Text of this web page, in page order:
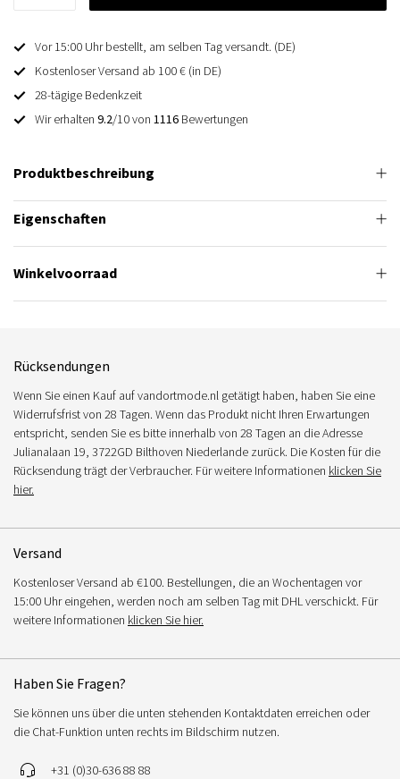
Vor 15:00 Uhr bestellt, am selben Tag versandt. (DE)
Kostenloser Versand ab 100 € (in DE)
28-tägige Bedenkzeit
Wir erhalten 9.2/10 von 1116 Bewertungen
Produktbeschreibung
Eigenschaften
Winkelvoorraad
Rücksendungen
Wenn Sie einen Kauf auf vandortmode.nl getätigt haben, haben Sie eine
Widerrufsfrist von 28 Tagen. Wenn das Produkt nicht Ihren Erwartungen
entspricht, senden Sie es bitte innerhalb von 28 Tagen an die Adresse
Julianalaan 19, 3722GD Bilthoven Niederlande zurück. Die Kosten für die
Rücksendung trägt der Verbraucher. Für weitere Informationen klicken Sie
hier.
Versand
Kostenloser Versand ab €100. Bestellungen, die an Wochentagen vor
15:00 Uhr eingehen, werden noch am selben Tag mit DHL verschickt. Für
weitere Informationen klicken Sie hier.
Haben Sie Fragen?
Sie können uns über die unten stehenden Kontaktdaten erreichen oder
die Chat-Funktion unten rechts im Bildschirm nutzen.
+31 (0)30-636 88 88